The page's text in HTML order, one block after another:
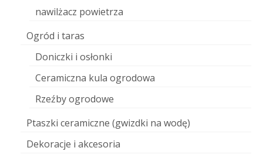
nawilżacz powietrza
Ogród i taras
Doniczki i osłonki
Ceramiczna kula ogrodowa
Rzeźby ogrodowe
Ptaszki ceramiczne (gwizdki na wodę)
Dekoracje i akcesoria